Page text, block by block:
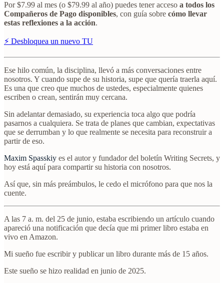
Por $7.99 al mes (o $79.99 al año) puedes tener acceso a todos los
Compañeros de Pago disponibles, con guía sobre cómo llevar
estas reflexiones a la acción.
⚡ Desbloquea un nuevo TU
Ese hilo común, la disciplina, llevó a más conversaciones entre
nosotros. Y cuando supe de su historia, supe que quería traerla aquí.
Es una que creo que muchos de ustedes, especialmente quienes
escriben o crean, sentirán muy cercana.
Sin adelantar demasiado, su experiencia toca algo que podría
pasarnos a cualquiera. Se trata de planes que cambian, expectativas
que se derrumban y lo que realmente se necesita para reconstruir a
partir de eso.
Maxim Spasskiy es el autor y fundador del boletín Writing Secrets, y
hoy está aquí para compartir su historia con nosotros.
Así que, sin más preámbulos, le cedo el micrófono para que nos la
cuente.
A las 7 a. m. del 25 de junio, estaba escribiendo un artículo cuando
apareció una notificación que decía que mi primer libro estaba en
vivo en Amazon.
Mi sueño fue escribir y publicar un libro durante más de 15 años.
Este sueño se hizo realidad en junio de 2025.